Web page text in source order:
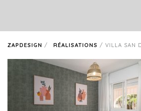
ZAPDESIGN / RÉALISATIONS / VILLA SAN